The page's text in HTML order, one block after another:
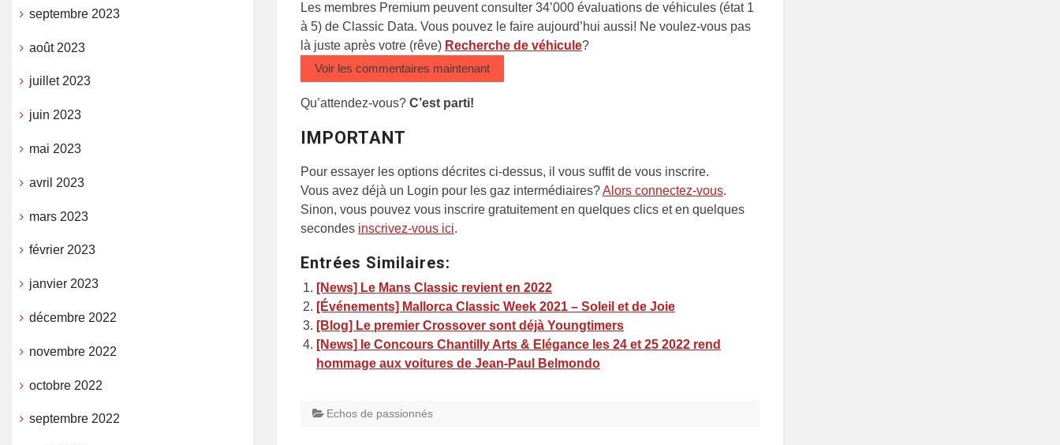
Les membres Premium peuvent consulter 34’000 évaluations de véhicules (état 1
à 5) de Classic Data. Vous pouvez le faire aujourd’hui aussi! Ne voulez-vous pas
là juste après votre (rêve) Recherche de véhicule?
Voir les commentaires maintenant
Qu’attendez-vous? C’est parti!
IMPORTANT
Pour essayer les options décrites ci-dessus, il vous suffit de vous inscrire.
Vous avez déjà un Login pour les gaz intermédiaires?Alors connectez-vous.
Sinon, vous pouvez vous inscrire gratuitement en quelques clics et en quelques
secondes inscrivez-vous ici.
Entrées Similaires:
[News] Le Mans Classic revient en 2022
[Événements] Mallorca Classic Week 2021 – Soleil et de Joie
[Blog] Le premier Crossover sont déjà Youngtimers
[News] le Concours Chantilly Arts & Elégance les 24 et 25 2022 rend
hommage aux voitures de Jean-Paul Belmondo
Echos de passionnés
septembre 2023
août 2023
juillet 2023
juin 2023
mai 2023
avril 2023
mars 2023
février 2023
janvier 2023
décembre 2022
novembre 2022
octobre 2022
septembre 2022